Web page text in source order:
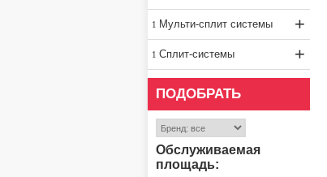
Мульти-сплит системы +
Сплит-системы +
ПОДОБРАТЬ
Обслуживаемая
площадь: